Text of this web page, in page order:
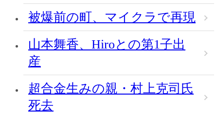
被爆前の町、マイクラで再現
山本舞香、Hiroとの第1子出
産
超合金生みの親・村上克司氏
死去